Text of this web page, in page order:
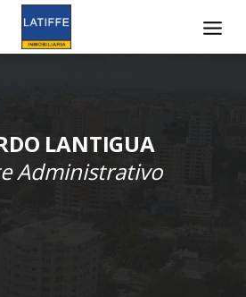
LANTIGUA
Administrativo